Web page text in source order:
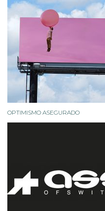
OPTIMISMO ASEGURADO